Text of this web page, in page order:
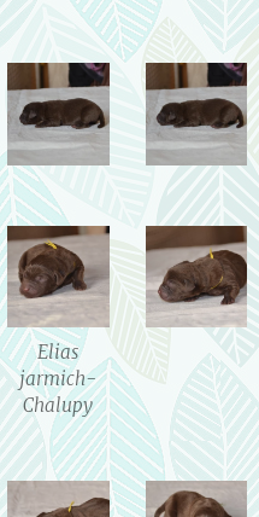
Elias
jarmich-
Chalupy